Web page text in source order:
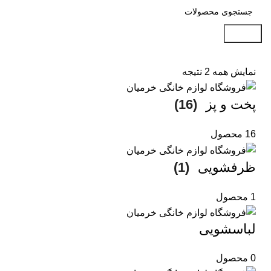
نمایش همه 2 نتیجه
پخت و پز (16)
16 محصول
ظرفشویی (1)
1 محصول
لباسشویی
0 محصول